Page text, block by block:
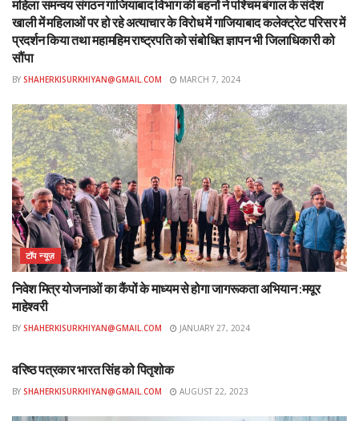
महिला समन्वय संगठन गाजियाबाद विभाग की बहनों ने पश्चिम बंगाल के संदेश
खाली में महिलाओं पर हो रहे अत्याचार के विरोध में गाजियाबाद कलेक्ट्रेट परिसर में
प्रदर्शन किया तथा महामहिम राष्ट्रपति को संबोधित ज्ञापन भी जिलाधिकारी को
सौंपा
BY SHAHERKISURKHIYAN@GMAIL.COM MARCH 7, 2024
टॉप न्यूज़
निवेश मित्र योजनाओं का कैंपों के माध्यम से होगा जागरूकता अभियान :मयूर
माहेश्वरी
BY SHAHERKISURKHIYAN@GMAIL.COM JANUARY 27, 2024
वरिष्ठ पत्रकार भारत सिंह को पितृशोक
BY SHAHERKISURKHIYAN@GMAIL.COM AUGUST 22, 2023